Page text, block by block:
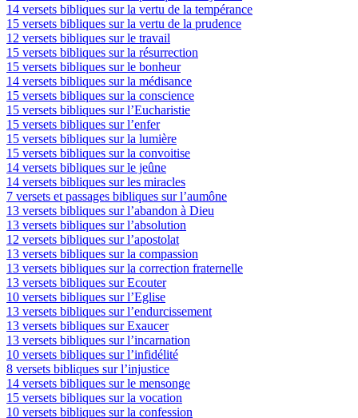
14 versets bibliques sur la vertu de la tempérance
15 versets bibliques sur la vertu de la prudence
12 versets bibliques sur le travail
15 versets bibliques sur la résurrection
15 versets bibliques sur le bonheur
14 versets bibliques sur la médisance
15 versets bibliques sur la conscience
15 versets bibliques sur l’Eucharistie
15 versets bibliques sur l’enfer
15 versets bibliques sur la lumière
15 versets bibliques sur la convoitise
14 versets bibliques sur le jeûne
14 versets bibliques sur les miracles
7 versets et passages bibliques sur l’aumône
13 versets bibliques sur l’abandon à Dieu
13 versets bibliques sur l’absolution
12 versets bibliques sur l’apostolat
13 versets bibliques sur la compassion
13 versets bibliques sur la correction fraternelle
13 versets bibliques sur Ecouter
10 versets bibliques sur l’Eglise
13 versets bibliques sur l’endurcissement
13 versets bibliques sur Exaucer
13 versets bibliques sur l’incarnation
10 versets bibliques sur l’infidélité
8 versets bibliques sur l’injustice
14 versets bibliques sur le mensonge
15 versets bibliques sur la vocation
10 versets bibliques sur la confession